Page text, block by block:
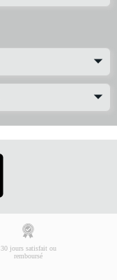
30 jours satisfait ou
remboursé